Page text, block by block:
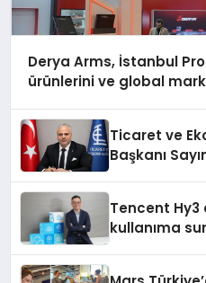
Derya Arms, İstanbul
ürünlerini ve global
Ticaret ve
Başkanı
Tencent
kullanıma